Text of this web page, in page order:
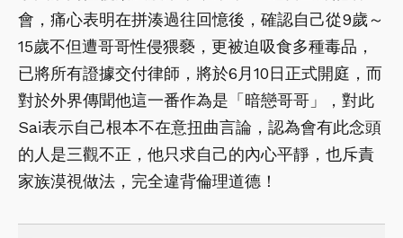
會，痛心表明在拼湊過往回憶後，確認自己從9歲～
15歲不但遭哥哥性侵猥褻，更被迫吸食多種毒品，
已將所有證據交付律師，將於6月10日正式開庭，而
對於外界傳聞他這一番作為是「暗戀哥哥」，對此
Sai表示自己根本不在意扭曲言論，認為會有此念頭
的人是三觀不正，他只求自己的內心平靜，也斥責
家族漠視做法，完全違背倫理道德！